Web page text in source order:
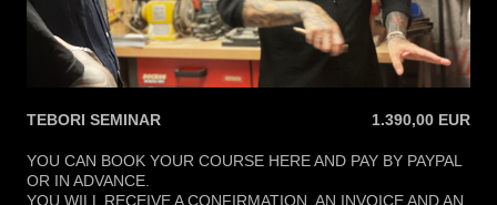
TEBORI SEMINAR 1.390,00 EUR
YOU CAN BOOK YOUR COURSE HERE AND PAY BY PAYPAL
OR IN ADVANCE.
YOU WILL RECEIVE A CONFIRMATION, AN INVOICE AND AN